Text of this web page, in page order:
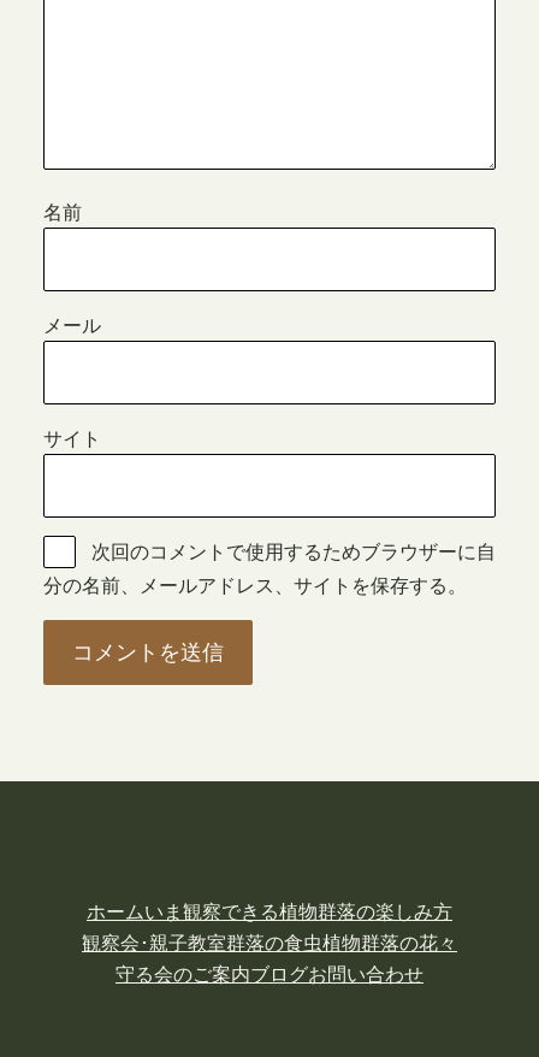
名前
メール
サイト
次回のコメントで使用するためブラウザーに自
分の名前、メールアドレス、サイトを保存する。
ホームいま観察できる植物群落の楽しみ方
観察会･親子教室群落の食虫植物群落の花々
守る会のご案内ブログお問い合わせ